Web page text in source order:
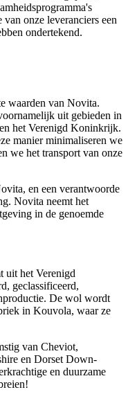
onze leveranciers een
ondertekend.
waarden van Novita.
uit gebieden in
het Verenigd Koninkrijk.
manier minimaliseren we
we het transport van onze
en een verantwoorde
Novita neemt het
in de genoemde
uit het Verenigd
geclassificeerd,
De wol wordt
in Kouvola, waar ze
van Cheviot,
en Dorset Down-
en duurzame